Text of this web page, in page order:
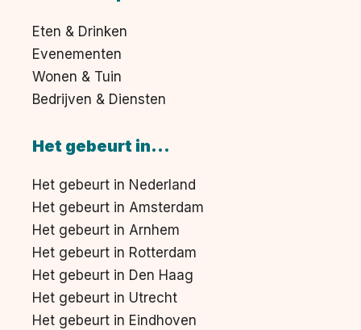
Eten & Drinken
Evenementen
Wonen & Tuin
Bedrijven & Diensten
Het gebeurt in...
Het gebeurt in Nederland
Het gebeurt in Amsterdam
Het gebeurt in Arnhem
Het gebeurt in Rotterdam
Het gebeurt in Den Haag
Het gebeurt in Utrecht
Het gebeurt in Eindhoven